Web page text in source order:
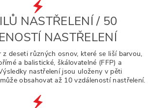
NASTŘELENÍ / 50
NASTŘELENÍ
z deseti různých osnov, které se liší barvou,
a balistické, škálovatelné (FFP) a
nastřelení jsou uloženy v pěti
obsahovat až 10 vzdáleností nastřelení.